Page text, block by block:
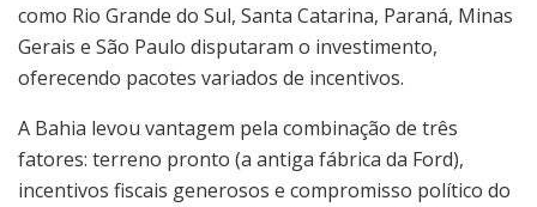
como Rio Grande do Sul, Santa Catarina, Paraná, Minas
Gerais e São Paulo disputaram o investimento,
oferecendo pacotes variados de incentivos.
A Bahia levou vantagem pela combinação de três
fatores: terreno pronto (a antiga fábrica da Ford),
incentivos fiscais generosos e compromisso político do